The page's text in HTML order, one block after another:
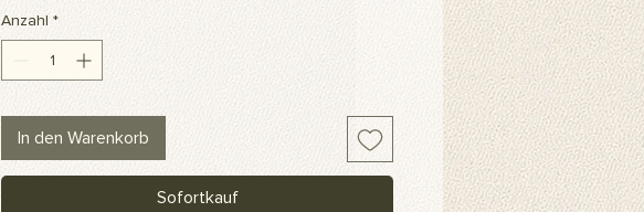
Anzahl *
In den Warenkorb
Sofortkauf